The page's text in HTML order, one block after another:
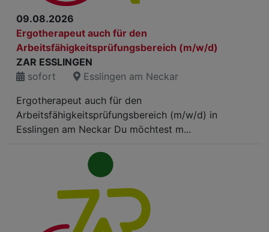
09.08.2026
Ergotherapeut auch für den
Arbeitsfähigkeitsprüfungsbereich (m/w/d)
ZAR ESSLINGEN
sofort
Esslingen am Neckar
Ergotherapeut auch für den
Arbeitsfähigkeitsprüfungsbereich (m/w/d) in
Esslingen am Neckar Du möchtest m...